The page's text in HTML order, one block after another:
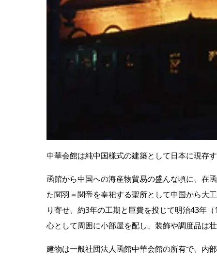
中華会館は純中国様式の建築として日本に現存
函館から中国への海産物貿易の盛んな頃に、在
た関羽＝関帝を奉祀する聖所として中国から大
り寄せ、約3年の工期と巨費を投じて明治43年
心として周囲に小部屋を配し、装飾や調度品は
建物は一般社団法人函館中華会館の所有で、内